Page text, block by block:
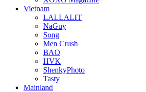
Vietnam
LALLALIT
NaGuy
Song
Men Crush
BAO
HVK
ShenkyPhoto
Tasty
Mainland